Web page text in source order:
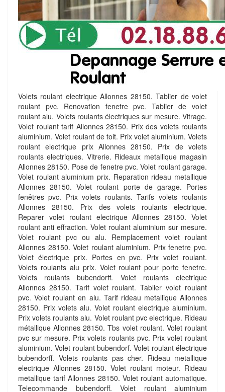
Volets roulant electrique Allonnes 28150. Tablier de volet
roulant pvc. Renovation fenetre pvc. Tablier de volet
roulant alu. Volets roulants électriques sur mesure. Vitrage.
Volet roulant tarif Allonnes 28150. Prix des volets roulants
aluminium. Volet roulant de toit. Prix volet aluminium. Volets
roulant electrique prix Allonnes 28150. Prix de volets
roulants electriques. Vitrerie. Rideaux metallique magasin
Allonnes 28150. Pose de fenetre pvc. Volet roulant garage.
Volet roulant aluminium prix. Reparation rideau metallique
Allonnes 28150. Volet roulant porte de garage. Portes
fenêtres pvc. Prix volets roulants. Tarifs volets roulants
Allonnes 28150. Prix des volets roulants electrique.
Reparer volet roulant electrique Allonnes 28150. Volet
roulant anti effraction. Volet roulant aluminium sur mesure.
Volet roulant pvc ou alu. Remplacement volet roulant
Allonnes 28150. Volet roulant aluminium. Prix fenetre pvc.
Volet électrique prix. Portes en pvc. Prix volet roulant.
Volets roulants alu prix. Volet roulant pour porte fenetre.
Volets roulants bubendorff. Volet roulants electrique
Allonnes 28150. Tarif volet roulant. Tablier volet roulant
pvc. Volet roulant en alu. Tarif rideau metallique Allonnes
28150. Prix volets alu. Volet roulant electrique aluminium.
Prix volets roulants alu. Volet roulant pvc electrique. Rideau
métallique Allonnes 28150. Tbs volet roulant. Volet roulant
pvc sur mesure. Prix volets roulants pvc. Prix volet roulant
aluminium. Volet roulant bubendorf. Volet roulant électrique
bubendorff. Volets roulants pas cher. Rideau metallique
electrique Allonnes 28150. Volet roulant moteur. Rideau
metallique tarif Allonnes 28150. Volet roulant automatique.
Telecommande bubendorff. Volet roulant aluminium